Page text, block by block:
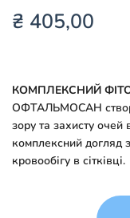
₴ 405,00
КОМПЛЕКСНИЙ
ОФТАЛЬМОСАН
зору та захисту очей
комплексний догляд
кровообігу в сітківці.